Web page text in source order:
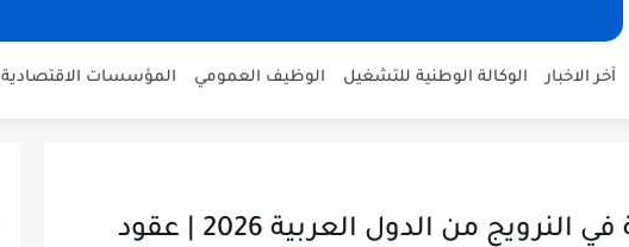
آخر الاخبار الوكالة الوطنية للتشغيل الوظيف العمومي المؤسسات الاقتصادية
فرص عمل عامل نظافة في النرويج من الدول العربية 2026 | عقود